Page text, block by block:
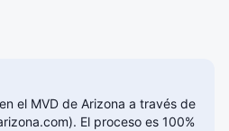
el MVD de Arizona a través de
El proceso es 100%